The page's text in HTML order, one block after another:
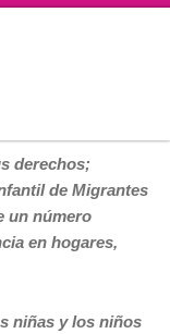
derechos;
de Migrantes
un número
en hogares,
niñas y los niños